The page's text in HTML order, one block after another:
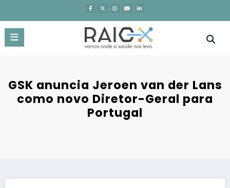
o
conteúdo
GSK anuncia Jeroen van der Lans
como novo Diretor-Geral para
Portugal